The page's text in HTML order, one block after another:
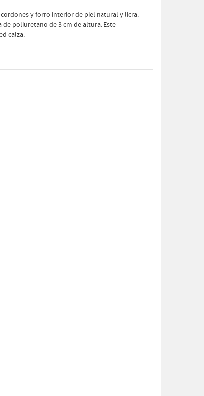
y forro interior de piel natural y licra.
poliuretano de 3 cm de altura. Este
calza.